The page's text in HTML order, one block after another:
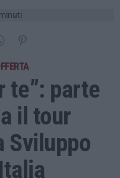
te”: parte
il tour
Sviluppo